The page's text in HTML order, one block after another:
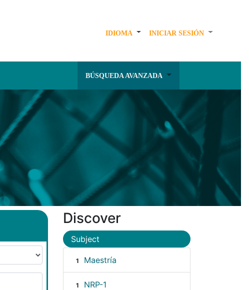
IDIOMA INICIAR SESIÓN
BÚSQUEDA AVANZADA
Discover
Subject
1 Maestría
1 NRP-1